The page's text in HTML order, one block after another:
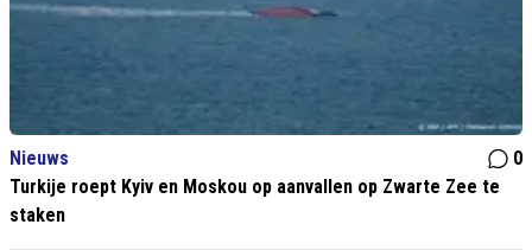
Nieuws
0
Turkije roept Kyiv en Moskou op aanvallen op Zwarte Zee te
staken